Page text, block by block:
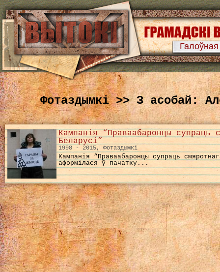
Галоўная
Фотаздымкі >> З асобай:
Кампанія “Праваабаронцы супраць
Беларусі”
1998 - 2015, Фотаздымкі
Кампанія “Праваабаронцы супраць
аформілася ў пачатку...